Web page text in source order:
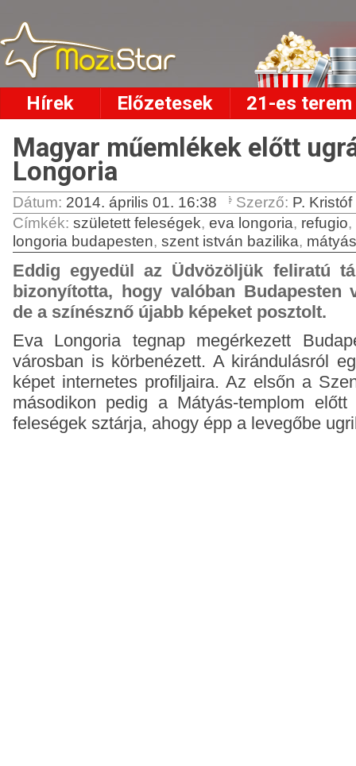
Hírek Előzetesek 21-es terem
Magyar műemlékek előtt
Longoria
Dátum: 2014. április 01. 16:38 Szerző: P. Kristóf
Címkék: született feleségek, eva longoria, refugio,
longoria budapesten, szent istván bazilika,
Eddig egyedül az Üdvözöljük feliratú
bizonyította, hogy valóban Budapesten
de a színésznő újabb képeket posztolt.
Eva Longoria tegnap megérkezett
városban is körbenézett. A kirándulásról
képet internetes profiljaira. Az elsőn a
másodikon pedig a Mátyás-templom
feleségek sztárja, ahogy épp a levegőbe